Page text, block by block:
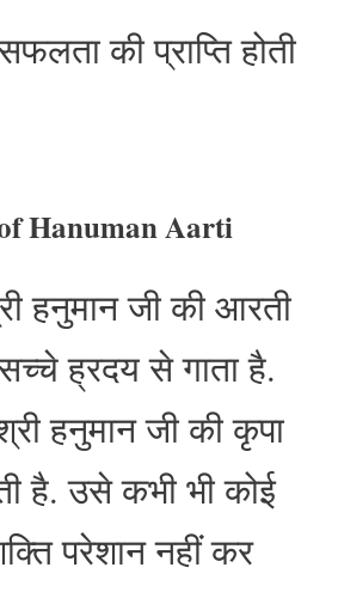
की प्राप्ति होती
Hanuman Aarti
हनुमान जी की आरती
ह्रदय से गाता है.
हनुमान जी की कृपा
है. उसे कभी भी कोई
परेशान नहीं कर